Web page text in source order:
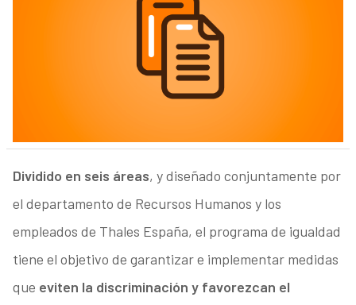
Dividido en seis áreas, y diseñado conjuntamente por
el departamento de Recursos Humanos y los
empleados de Thales España, el programa de igualdad
tiene el objetivo de garantizar e implementar medidas
que eviten la discriminación y favorezcan el